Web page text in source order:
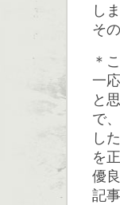
し
そ
＊
一
と
で
し
を
優
記